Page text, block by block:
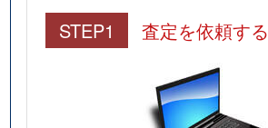
STEP1 査定を依頼する